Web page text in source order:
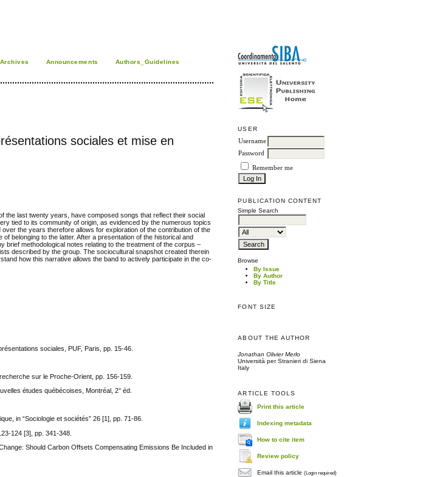
USER
Username
Password
Remember me
PUBLICATION CONTENT
Simple Search
Browse
By Issue
By Author
By Title
FONT SIZE
ABOUT THE AUTHOR
Jonathan Olivier Merlo
Università per Stranieri di Siena
Italy
ARTICLE TOOLS
Print this article
Indexing metadata
How to cite item
Review policy
Email this article(Login required)
Archives Announcements
Authors_Guidelines
sociales et mise en
the last twenty years, have composed songs that reflect their social
tied to its community of origin, as evidenced by the numerous topics
the years therefore allows for exploration of the contribution of the
belonging to the latter. After a presentation of the historical and
brief methodological notes relating to the treatment of the corpus –
described by the group. The sociocultural snapshot created therein
how this narrative allows the band to actively participate in the co-
sociales, PUF, Paris, pp. 15-46.
sur le Proche-Orient, pp. 156-159.
études québécoises, Montréal, 2° éd.
in “Sociologie et sociétés” 26 [1], pp. 71-86.
124 [3], pp. 341-348.
Should Carbon Offsets Compensating Emissions Be Included in